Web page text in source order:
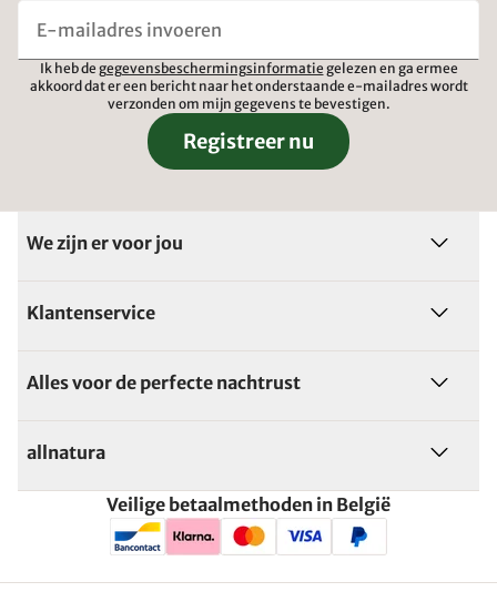
Ik heb de gegevensbeschermingsinformatie gelezen en ga ermee
akkoord dat er een bericht naar het onderstaande e-mailadres wordt
verzonden om mijn gegevens te bevestigen.
Registreer nu
We zijn er voor jou
Klantenservice
Alles voor de perfecte nachtrust
allnatura
Veilige betaalmethoden in België